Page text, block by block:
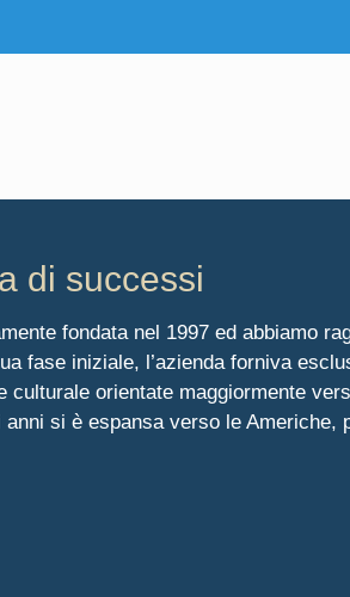
di successi
fondata nel 1997 ed abbiamo
fase iniziale, l’azienda forniva
culturale orientate maggiormente
si è espansa verso le Americhe,